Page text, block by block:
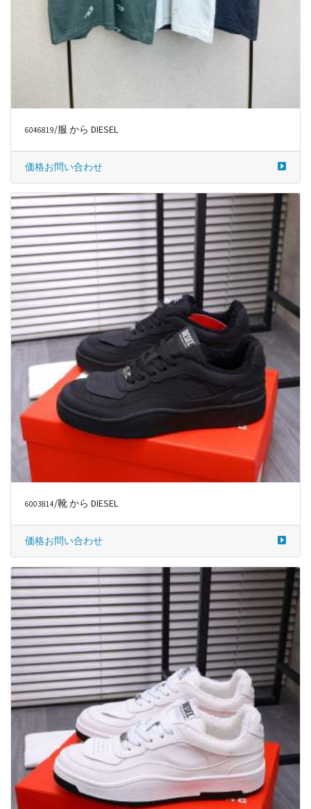
6046819/服 から DIESEL
価格お問い合わせ
6003814/靴 から DIESEL
価格お問い合わせ